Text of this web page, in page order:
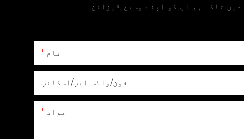
تاکہ ہم آپ کو اپنے وسیع ڈیزائن
نام
فون/واٹس ایپ/اسکائپ
مواد